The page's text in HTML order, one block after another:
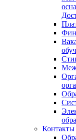
Контакты